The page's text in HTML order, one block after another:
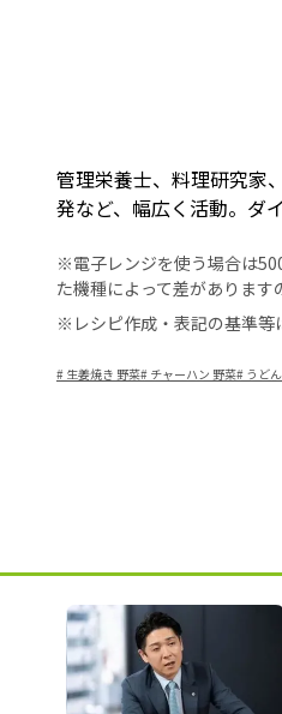
管理栄養士、料理研究家
発など、幅広く活動。ダ
※電子レンジを使う場合は
た機種によって差があります
※レシピ作成・表記の基準等
# 生姜焼き 野菜# チャーハン 野菜# うど